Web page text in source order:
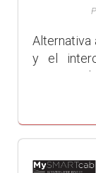
Alternativa
y el
primera
en